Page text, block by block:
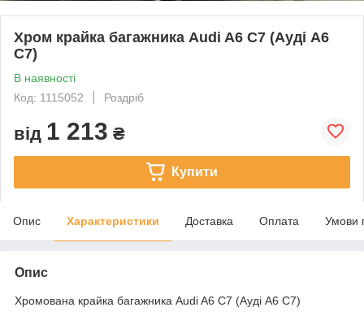
Хром крайка багажника Audi A6 C7 (Ауді А6
С7)
В наявності
Код: 1115052
Роздріб
від 1 213 ₴
Купити
Опис Характеристики Доставка Оплата Умови
Опис
Хромована крайка багажника Audi A6 C7 (Ауді А6 С7)